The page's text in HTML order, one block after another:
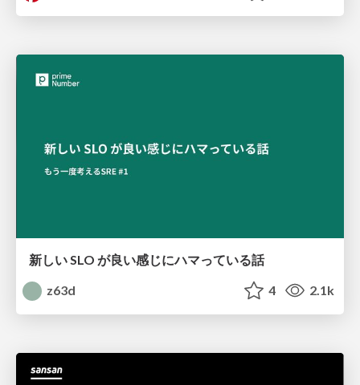
新しい SLO が良い感じにハマっている話
z63d
4 2.1k